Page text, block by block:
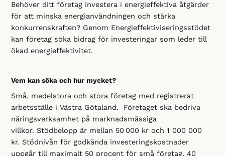
Behöver ditt företag investera i energieffektiva åtgärder
för att minska energianvändningen och stärka
konkurrenskraften? Genom Energieffektiviseringsstödet
kan företag söka bidrag för investeringar som leder till
ökad energieffektivitet.
Vem kan söka och hur mycket?
Små, medelstora och stora företag med registrerat
arbetsställe i Västra Götaland. Företaget ska bedriva
näringsverksamhet på marknadsmässiga
villkor. Stödbelopp är mellan 50 000 kr och 1 000 000
kr. Stödnivån för godkända investeringskostnader
uppgår till maximalt 50 procent för små företag, 40